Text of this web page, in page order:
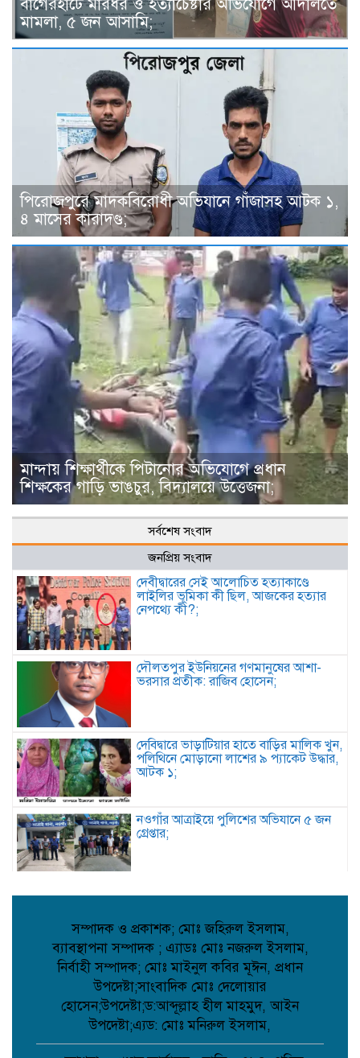
বাগেরহাটে মারধর ও হত্যাচেষ্টার অভিযোগে আদালতে
মামলা, ৫ জন আসামি;
পিরোজপুরে মাদকবিরোধী অভিযানে গাঁজাসহ আটক ১,
৪ মাসের কারাদণ্ড;
মান্দায় শিক্ষার্থীকে পিটানোর অভিযোগে প্রধান
শিক্ষকের গাড়ি ভাঙচুর, বিদ্যালয়ে উত্তেজনা;
সর্বশেষ সংবাদ
জনপ্রিয় সংবাদ
দেবীদ্বারের সেই আলোচিত হত্যাকাণ্ডে
লাইলির ভূমিকা কী ছিল, আজকের হত্যার
নেপথ্যে কী?;
দৌলতপুর ইউনিয়নের গণমানুষের আশা-
ভরসার প্রতীক: রাজিব হোসেন;
দেবিদ্বারে ভাড়াটিয়ার হাতে বাড়ির মালিক খুন,
পলিথিনে মোড়ানো লাশের ৯ প্যাকেট উদ্ধার,
আটক ১;
নওগাঁর আত্রাইয়ে পুলিশের অভিযানে ৫ জন
গ্রেপ্তার;
কবিতা: চমকের পাঠ কৌশল ;
আমান উল্লাহ আমানের সাথে নিশু ও মহিলা
দলের নেত্রীদের সৌজন্য স্বাক্ষাৎ ;
মানববন্ধনের নামে অপপ্রচার নয়, সামাজিক
সম্পাদক ও প্রকাশক; মোঃ জহিরুল ইসলাম,
ব্যাবস্থাপনা সম্পাদক ; এ্যাডঃ মোঃ নজরুল ইসলাম,
নির্বাহী সম্পাদক; মোঃ মাইনুল কবির মূঈন, প্রধান
উপদেষ্টা;সাংবাদিক মোঃ দেলোয়ার
হোসেন;উপদেষ্টা;ড:আব্দূল্লাহ হীল মাহমুদ, আইন
উপদেষ্টা;এ্যড: মোঃ মনিরুল ইসলাম,